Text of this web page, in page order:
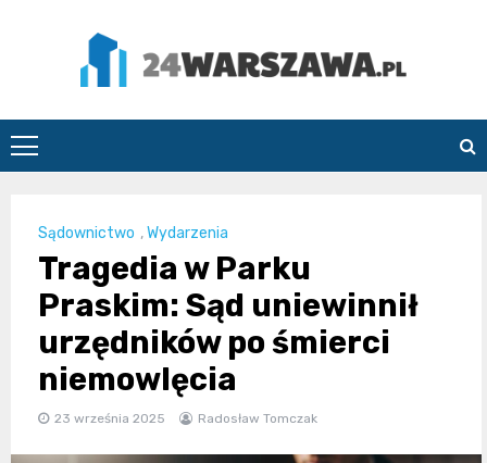
24Warszawa.pl
Sądownictwo ,Wydarzenia
Tragedia w Parku
Praskim: Sąd uniewinnił
urzędników po śmierci
niemowlęcia
23 września 2025 Radosław Tomczak